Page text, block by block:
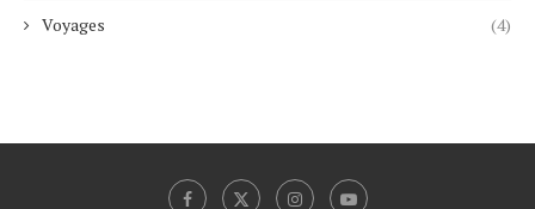
Voyages (4)